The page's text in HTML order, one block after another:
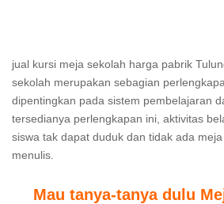
jual kursi meja sekolah harga pabrik
sekolah merupakan sebagian
dipentingkan pada sistem pembelajaran
tersedianya perlengkapan ini, aktivitas
siswa tak dapat duduk dan tidak ada
menulis.
Mau tanya-tanya dulu